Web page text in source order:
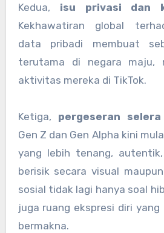
Kedua, isu privasi dan
Kekhawatiran global
data pribadi membuat
terutama di negara maju,
aktivitas mereka di TikTok.
Ketiga, pergeseran
Gen Z dan Gen Alpha kini
yang lebih tenang,
berisik secara visual
sosial tidak lagi hanya soal
juga ruang ekspresi diri yang
bermakna.